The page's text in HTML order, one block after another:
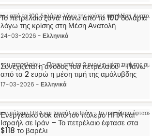
Το πετρέλαιο ξανά πάνω από τα 100 δολάρια
λόγω της κρίσης στη Μέση Ανατολή
24-03-2026 - Ελληνικά
Συνεχίζεται η άνοδος του πετρελαίου - Πάνω
από τα 2 ευρώ η μέση τιμή της αμόλυβδης
17-03-2026 - Ελληνικά
Ενεργειακό σοκ από τον πόλεμο ΗΠΑ και
Ισραήλ σε Ιράν – Το πετρέλαιο έφτασε στα
$118 το βαρέλι